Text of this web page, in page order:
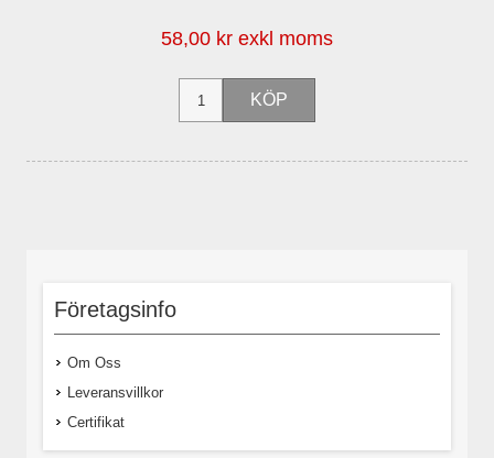
58,00 kr exkl moms
Företagsinfo
Om Oss
Leveransvillkor
Certifikat